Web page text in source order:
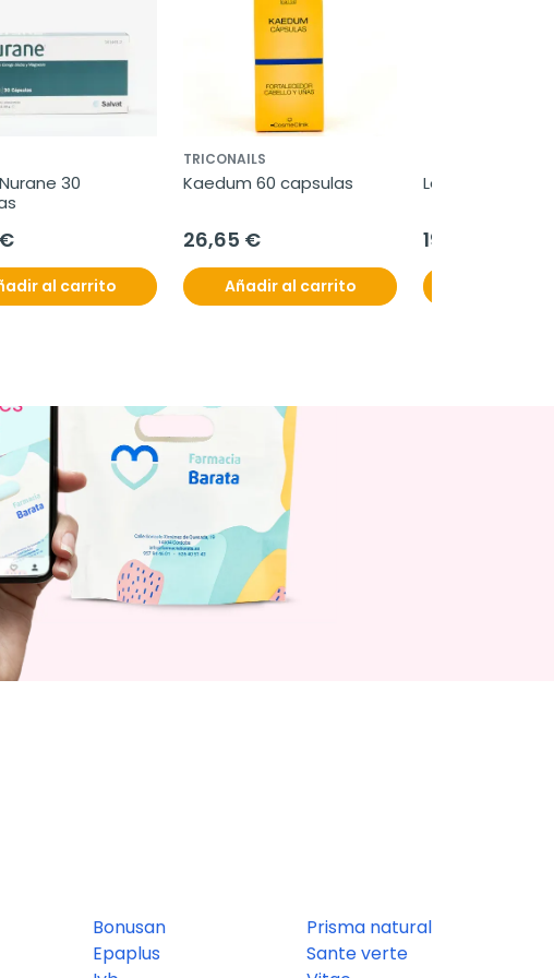
30
al carrito
TRICONAILS
Kaedum 60 capsulas
26,65 €
Añadir al carrito
Legasil 30
19,50 €
Bonusan
Epaplus
Prisma natural
Sante verte